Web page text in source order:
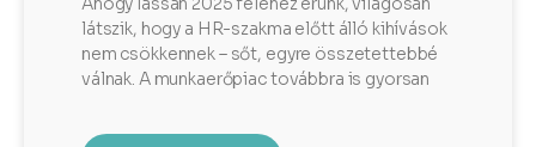
látszik, hogy a HR-szakma előtt álló kihívások
nem csökkennek – sőt, egyre összetettebbé
válnak. A munkaerőpiac továbbra is gyorsan